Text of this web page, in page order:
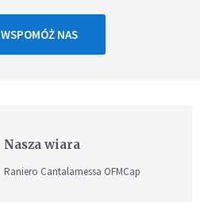
WSPOMÓŻ NAS
Nasza wiara
Raniero Cantalamessa OFMCap